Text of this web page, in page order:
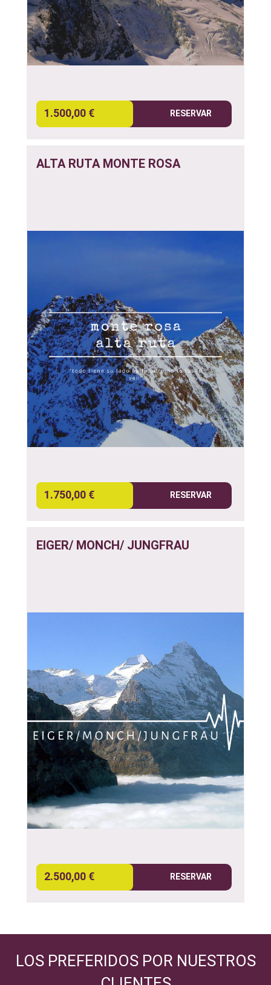
1.500,00 € RESERVAR
ALTA RUTA MONTE ROSA
1.750,00 € RESERVAR
EIGER/ MONCH/ JUNGFRAU
2.500,00 € RESERVAR
LOS PREFERIDOS POR NUESTROS